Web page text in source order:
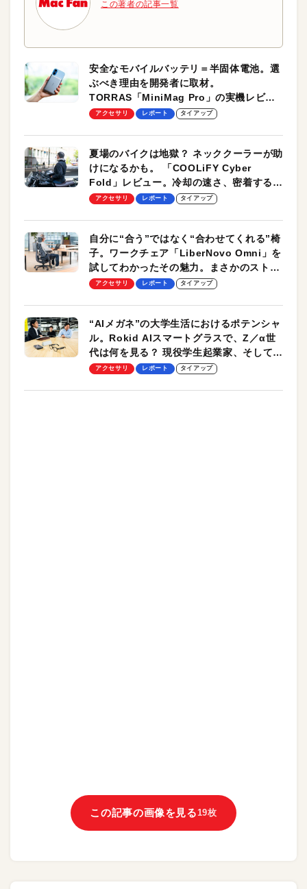
この著者の記事一覧
安全なモバイルバッテリ＝半固体電池。選
ぶべき理由を開発者に取材。
TORRAS「MiniMag Pro」の実機レビュ
ーも
アクセサリ レポート タイアップ
夏場のバイクは地獄？ ネッククーラーが助
けになるかも。 「COOLiFY Cyber
Fold」レビュー。冷却の速さ、密着する冷
却プレート、シンプルな操作性がグッド！
アクセサリ レポート タイアップ
自分に“合う”ではなく“合わせてくれる”椅
子。ワークチェア「LiberNovo Omni」を
試してわかったその魅力。まさかのストレ
ッチ機能も搭載
アクセサリ レポート タイアップ
“AIメガネ”の大学生活におけるポテンシャ
ル。Rokid AIスマートグラスで、Z／α世
代は何を見る？ 現役学生起業家、そして教
授による体験会レポート【PR】
アクセサリ レポート タイアップ
この記事の画像を見る 19枚